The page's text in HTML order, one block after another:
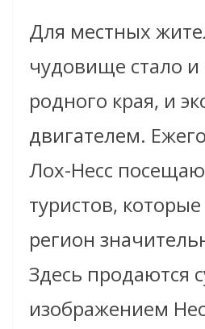
Для местных
чудовище стало
родного края, и
двигателем.
Лох-Несс
туристов,
регион
Здесь продаются
изображением